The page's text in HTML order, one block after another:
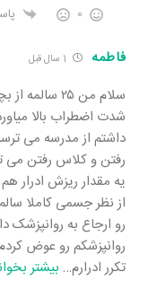
0
فاطمه
سلام من ۲۵
شدت اضطراب بالا
داشتم از مدرسه می
رفتن و کلاس رفتن می
یه مقدار ریزش
از نظر جسمی کاملا
رو ارجاع به
روانپزشکم رو عوض
تکرر ادرارم… بیشتر